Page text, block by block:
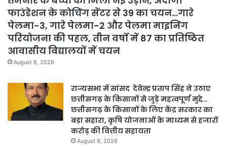
फाउंडेशन के कोचिंग सेंटर से 39 का चयन…गारे
पेलमा-3, गारे पेलमा-2 और पेलमा माइनिंग
परियोजना की पहल, तीन वर्षों में 87 का प्रतिष्ठित
आवासीय विद्यालयों में चयन
August 8, 2026
राज्यसभा में सांसद देवेन्द्र प्रताप सिंह ने उठाए
छत्तीसगढ़ के किसानों से जुड़े महत्वपूर्ण मुद्दे…
छत्तीसगढ़ के किसानों के लिए केंद्र सरकार का
बड़ा सहारा, कृषि योजनाओं के माध्यम से हजारों
करोड़ की वित्तीय सहायता
August 8, 2026